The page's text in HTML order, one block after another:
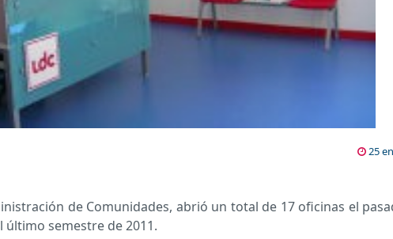
25
de Comunidades, abrió un total de 17 oficinas el
semestre de 2011.